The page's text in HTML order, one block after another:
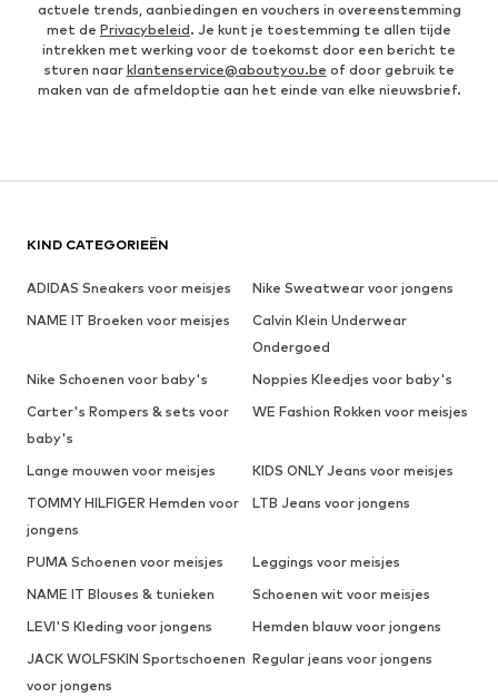
actuele trends, aanbiedingen en vouchers in overeenstemming
met de Privacybeleid. Je kunt je toestemming te allen tijde
intrekken met werking voor de toekomst door een bericht te
sturen naar klantenservice@aboutyou.be of door gebruik te
maken van de afmeldoptie aan het einde van elke nieuwsbrief.
KIND CATEGORIEËN
ADIDAS Sneakers voor meisjes
Nike Sweatwear voor jongens
NAME IT Broeken voor meisjes
Calvin Klein Underwear
Ondergoed
Nike Schoenen voor baby's
Noppies Kleedjes voor baby's
Carter's Rompers & sets voor
baby's
WE Fashion Rokken voor meisjes
Lange mouwen voor meisjes
KIDS ONLY Jeans voor meisjes
TOMMY HILFIGER Hemden voor
jongens
LTB Jeans voor jongens
PUMA Schoenen voor meisjes
Leggings voor meisjes
NAME IT Blouses & tunieken
Schoenen wit voor meisjes
LEVI'S Kleding voor jongens
Hemden blauw voor jongens
JACK WOLFSKIN Sportschoenen
voor jongens
Regular jeans voor jongens